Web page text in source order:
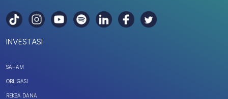
INVESTASI
SAHAM
OBLIGASI
REKSA DANA